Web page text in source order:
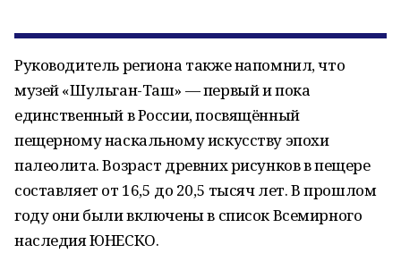
Руководитель региона также напомнил, что
музей «Шульган-Таш» — первый и пока
единственный в России, посвящённый
пещерному наскальному искусству эпохи
палеолита. Возраст древних рисунков в пещере
составляет от 16,5 до 20,5 тысяч лет. В прошлом
году они были включены в список Всемирного
наследия ЮНЕСКО.